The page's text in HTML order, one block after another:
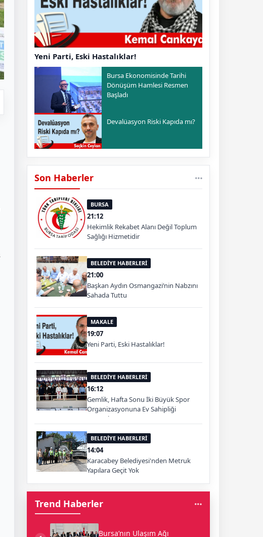
Yeni Parti, Eski Hastalıklar!
Bursa Ekonomisinde Tarihi
Dönüşüm Hamlesi Resmen
Başladı
Devalüasyon Riski Kapıda mı?
Son Haberler
BURSA
21:12
Hekimlik Rekabet Alanı Değil Toplum
Sağlığı Hizmetidir
BELEDİYE HABERLERİ
21:00
Başkan Aydın Osmangazi’nin Nabzını
Sahada Tuttu
MAKALE
19:07
Yeni Parti, Eski Hastalıklar!
BELEDİYE HABERLERİ
16:12
Gemlik, Hafta Sonu İki Büyük Spor
Organizasyonuna Ev Sahipliği
Yapacak
BELEDİYE HABERLERİ
14:04
Karacabey Belediyesi'nden Metruk
Yapılara Geçit Yok
Trend Haberler
Bursa’nın Ulaşım Ağı